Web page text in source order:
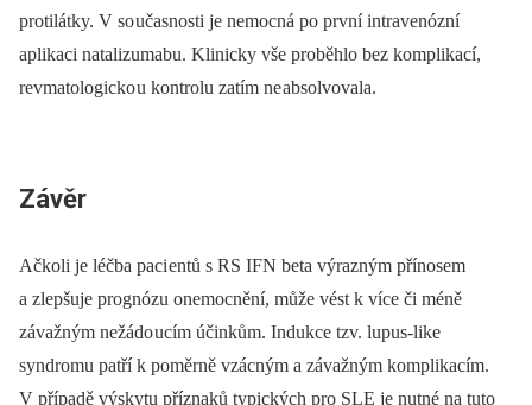
protilátky. V so učasnosti je nemocná po první intravenózní
aplikaci natalizumabu. Klinicky vše proběhlo bez komplikací,
revmatologicko u kontrolu zatím ne absolvovala.
Závěr
Ačkoli je léčba paci entů s RS IFN beta výrazným přínosem
a zlepšuje prognózu onemocnění, může vést k více či méně
závažným nežádo ucím účinkům. Indukce tzv. lupus‑like
syndromu patří k poměrně vzácným a závažným komplikacím.
V případě výskytu příznaků typických pro SLE je nutné na tuto